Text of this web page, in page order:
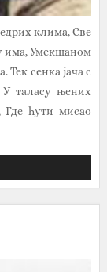
клима, Све
има, Умекшаном
Тек сенка јача с
таласу њених
Где ћути мисао